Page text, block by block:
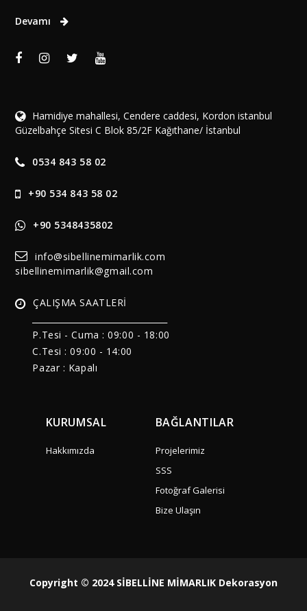
Devamı
Hamidiye mahallesi, Cendere caddesi, Kordon istanbul
Güzelbahçe Sitesi C Blok 85/2F Kağıthane/ İstanbul
0534 843 58 02
+90 534 843 58 02
+90 5348435802
info@sibellinemimarlik.com
sibellinemimarlik@gmail.com
ÇALIŞMA SAATLERİ
P.Tesi - Cuma : 09:00 - 18:00
C.Tesi : 09:00 - 14:00
Pazar : Kapalı
KURUMSAL
Hakkımızda
BAĞLANTILAR
Projelerimiz
SSS
Fotoğraf Galerisi
Bize Ulaşın
Copyright © 2024 SİBELLİNE MİMARLIK Dekorasyon